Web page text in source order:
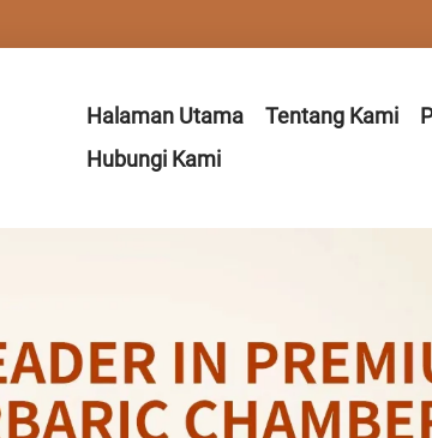
Halaman Utama Tentang Kami
Hubungi Kami